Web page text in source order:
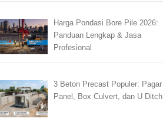
Harga Pondasi Bore Pile 2026:
Panduan Lengkap & Jasa
Profesional
3 Beton Precast Populer: Pagar
Panel, Box Culvert, dan U Ditch